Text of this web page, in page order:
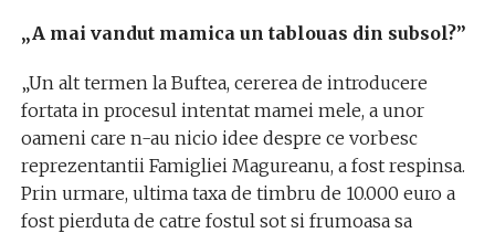
„A mai vandut mamica un tablouas din subsol?”
„Un alt termen la Buftea, cererea de introducere
fortata in procesul intentat mamei mele, a unor
oameni care n-au nicio idee despre ce vorbesc
reprezentantii Famigliei Magureanu, a fost respinsa.
Prin urmare, ultima taxa de timbru de 10.000 euro a
fost pierduta de catre fostul sot si frumoasa sa